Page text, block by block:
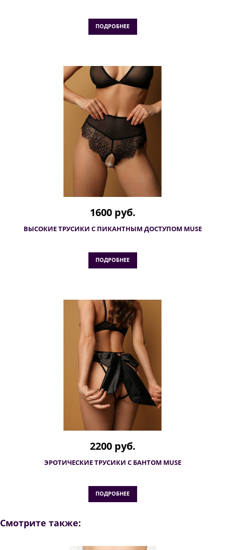
ПОДРОБНЕЕ
1600 руб.
ВЫСОКИЕ ТРУСИКИ С ПИКАНТНЫМ ДОСТУПОМ MUSE
ПОДРОБНЕЕ
2200 руб.
ЭРОТИЧЕСКИЕ ТРУСИКИ С БАНТОМ MUSE
ПОДРОБНЕЕ
Смотрите также: